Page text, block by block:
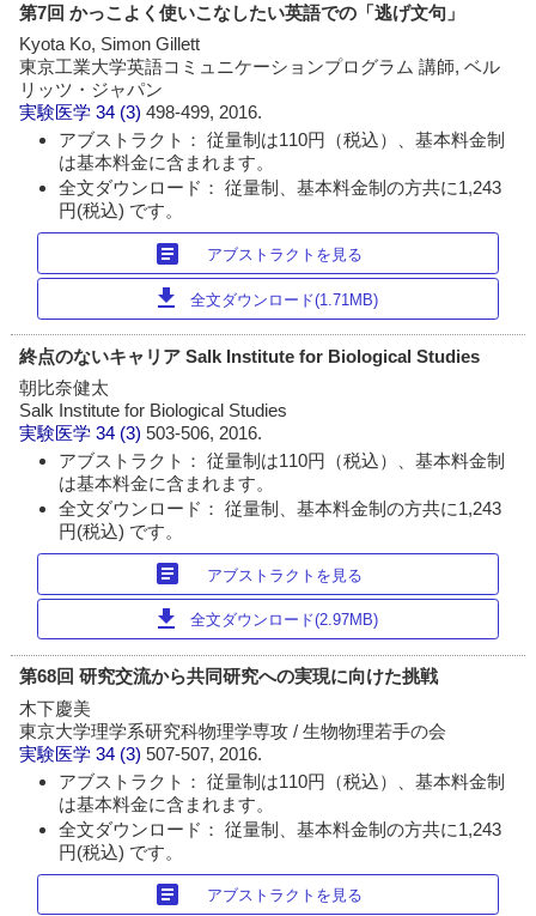
第7回 かっこよく使いこなしたい英語での「逃げ文句」
Kyota Ko, Simon Gillett
東京工業大学英語コミュニケーションプログラム 講師, ベル
リッツ・ジャパン
実験医学 34 (3)498-499, 2016.
アブストラクト： 従量制は110円（税込）、基本料金制
は基本料金に含まれます。
全文ダウンロード： 従量制、基本料金制の方共に1,243
円(税込) です。
article アブストラクトを見る
download 全文ダウンロード(1.71MB)
終点のないキャリア Salk Institute for Biological Studies
朝比奈健太
Salk Institute for Biological Studies
実験医学 34 (3)503-506, 2016.
アブストラクト： 従量制は110円（税込）、基本料金制
は基本料金に含まれます。
全文ダウンロード： 従量制、基本料金制の方共に1,243
円(税込) です。
article アブストラクトを見る
download 全文ダウンロード(2.97MB)
第68回 研究交流から共同研究への実現に向けた挑戦
木下慶美
東京大学理学系研究科物理学専攻 / 生物物理若手の会
実験医学 34 (3)507-507, 2016.
アブストラクト： 従量制は110円（税込）、基本料金制
は基本料金に含まれます。
全文ダウンロード： 従量制、基本料金制の方共に1,243
円(税込) です。
article アブストラクトを見る